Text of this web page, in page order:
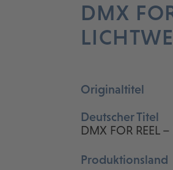
DMX
Originaltitel
Deutscher Titel
DMX FOR REEL
Produktionsland